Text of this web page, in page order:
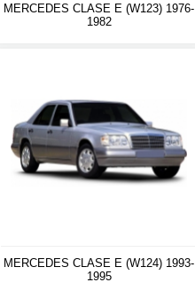
MERCEDES CLASE E (W123) 1976-
1982
MERCEDES CLASE E (W124) 1993-
1995